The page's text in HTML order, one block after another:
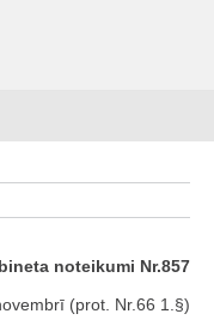
noteikumi Nr.857
(prot. Nr.66 1.§)